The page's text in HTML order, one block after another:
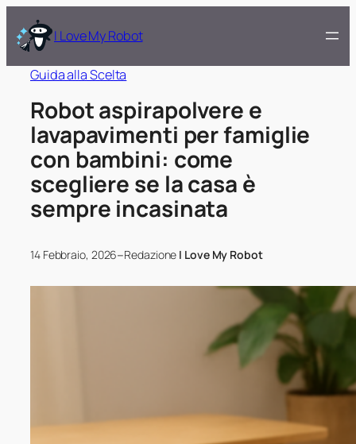
I Love My Robot
Guida alla Scelta
Robot aspirapolvere e
lavapavimenti per famiglie
con bambini: come
scegliere se la casa è
sempre incasinata
14 Febbraio, 2026–Redazione I Love My Robot